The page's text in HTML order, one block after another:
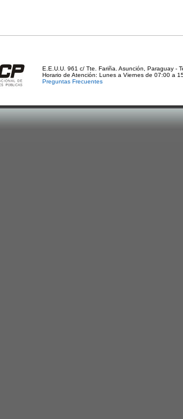
E.E.U.U. 961 c/ Tte. Fariña. Asunción, Paraguay -
Horario de Atención: Lunes a Viernes de 07:00 a
Preguntas Frecuentes